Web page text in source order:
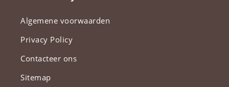
Algemene voorwaarden
Privacy Policy
Contacteer ons
Sitemap